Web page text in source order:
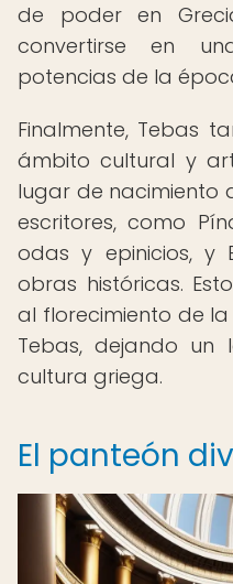
de poder en
convertirse en
potencias de la
Finalmente, Tebas
ámbito cultural y
lugar de nacimiento
escritores, como
odas y epinicios, y
obras históricas.
al florecimiento de
Tebas, dejando
cultura griega.
El panteón